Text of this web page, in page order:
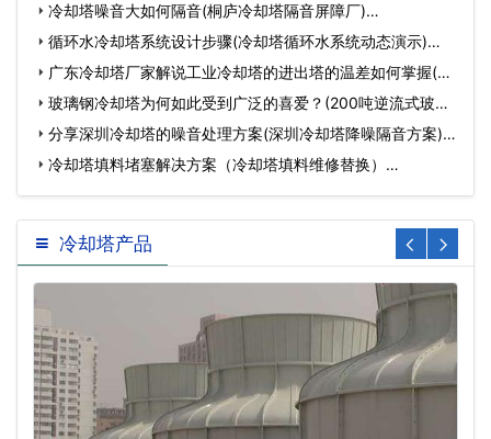
冷却塔噪音大如何隔音(桐庐冷却塔隔音屏障厂)…
循环水冷却塔系统设计步骤(冷却塔循环水系统动态演示)…
广东冷却塔厂家解说工业冷却塔的进出塔的温差如何掌握(广
东…玻璃钢冷却塔为何如此受到广泛的喜爱？(200吨逆流式玻璃
钢冷…
分享深圳冷却塔的噪音处理方案(深圳冷却塔降噪隔音方案)…
冷却塔填料堵塞解决方案（冷却塔填料维修替换）…
冷却塔产品